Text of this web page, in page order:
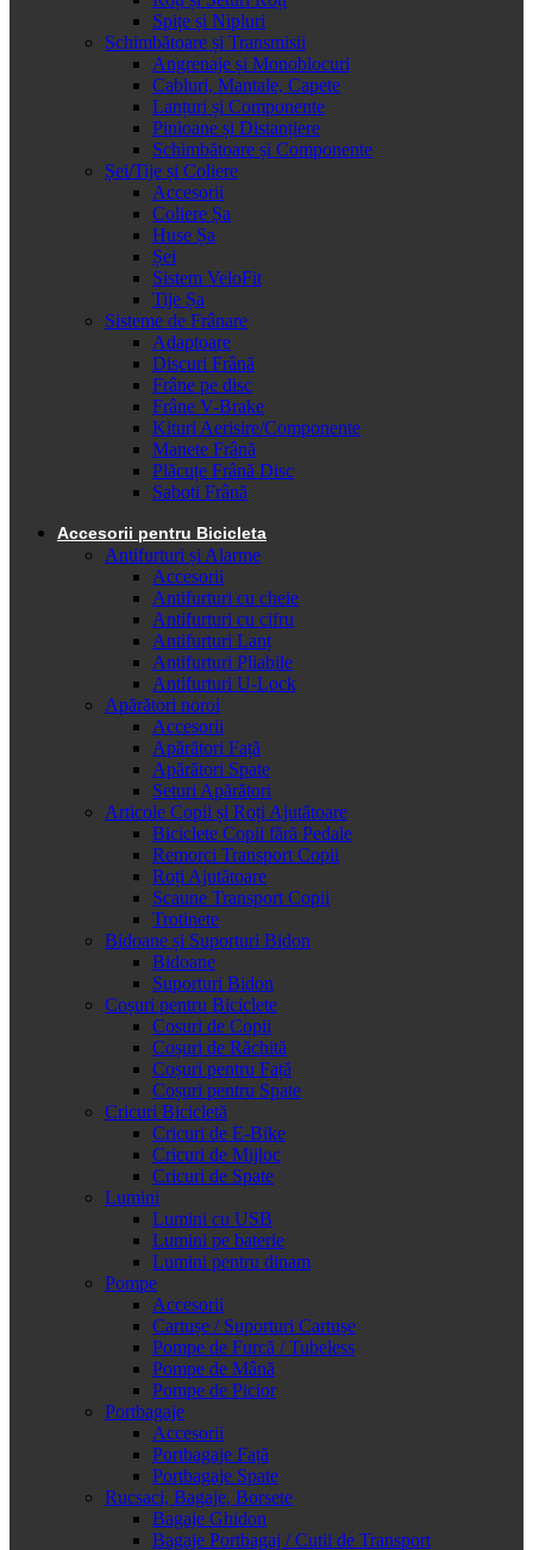
Spițe și Nipluri
Schimbătoare și Transmisii
Angrenaje și Monoblocuri
Cabluri, Mantale, Capete
Lanțuri și Componente
Pinioane și Distanțiere
Schimbătoare și Componente
Șei/Tije și Coliere
Accesorii
Coliere Șa
Huse Șa
Șei
Sistem VeloFit
Tije Șa
Sisteme de Frânare
Adaptoare
Discuri Frână
Frâne pe disc
Frâne V-Brake
Kituri Aerisire/Componente
Manete Frână
Plăcuțe Frână Disc
Saboti Frână
Accesorii pentru Bicicleta
Antifurturi și Alarme
Accesorii
Antifurturi cu cheie
Antifurturi cu cifru
Antifurturi Lanț
Antifurturi Pliabile
Antifurturi U-Lock
Apărători noroi
Accesorii
Apărători Față
Apărători Spate
Seturi Apărători
Articole Copii și Roți Ajutătoare
Biciclete Copii fără Pedale
Remorci Transport Copii
Roți Ajutătoare
Scaune Transport Copii
Trotinete
Bidoane și Suporturi Bidon
Bidoane
Suporturi Bidon
Coșuri pentru Biciclete
Cosuri de Copii
Coșuri de Răchită
Coșuri pentru Față
Coșuri pentru Spate
Cricuri Bicicletă
Cricuri de E-Bike
Cricuri de Mijloc
Cricuri de Spate
Lumini
Lumini cu USB
Lumini pe baterie
Lumini pentru dinam
Pompe
Accesorii
Cartușe / Suporturi Cartușe
Pompe de Furcă / Tubeless
Pompe de Mână
Pompe de Picior
Portbagaje
Accesorii
Portbagaje Față
Portbagaje Spate
Rucsaci, Bagaje, Borsete
Bagaje Ghidon
Bagaje Portbagaj / Cutii de Transport